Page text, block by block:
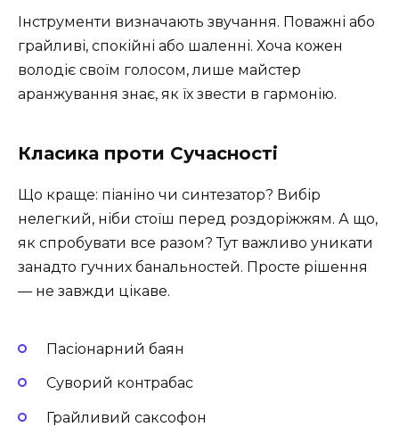
Інструменти визначають звучання. Поважні або
грайливі, спокійні або шаленні. Хоча кожен
володіє своїм голосом, лише майстер
аранжування знає, як їх звести в гармонію.
Класика проти Сучасності
Що краще: піаніно чи синтезатор? Вибір
нелегкий, ніби стоїш перед роздоріжжям. А що,
як спробувати все разом? Тут важливо уникати
занадто гучних банальностей. Просте рішення
— не завжди цікаве.
Пасіонарний баян
Суворий контрабас
Грайливий саксофон